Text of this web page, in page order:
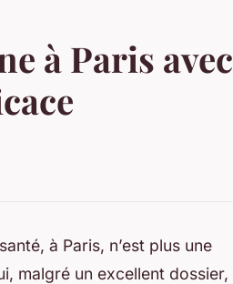
à Paris avec
à Paris, n’est plus une
malgré un excellent dossier,